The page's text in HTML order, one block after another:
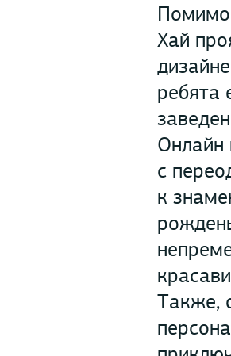
Помимо
Хай
ребята
Онлайн
с
к
Также,